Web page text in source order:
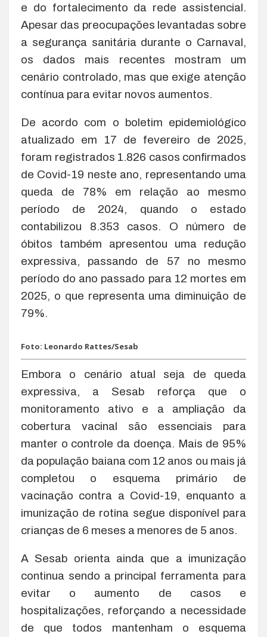
e do fortalecimento da rede assistencial.
Apesar das preocupações levantadas sobre
a segurança sanitária durante o Carnaval,
os dados mais recentes mostram um
cenário controlado, mas que exige atenção
contínua para evitar novos aumentos.
De acordo com o boletim epidemiológico
atualizado em 17 de fevereiro de 2025,
foram registrados 1.826 casos confirmados
de Covid-19 neste ano, representando uma
queda de 78% em relação ao mesmo
período de 2024, quando o estado
contabilizou 8.353 casos. O número de
óbitos também apresentou uma redução
expressiva, passando de 57 no mesmo
período do ano passado para 12 mortes em
2025, o que representa uma diminuição de
79%.
Foto: Leonardo Rattes/Sesab
Embora o cenário atual seja de queda
expressiva, a Sesab reforça que o
monitoramento ativo e a ampliação da
cobertura vacinal são essenciais para
manter o controle da doença. Mais de 95%
da população baiana com 12 anos ou mais já
completou o esquema primário de
vacinação contra a Covid-19, enquanto a
imunização de rotina segue disponível para
crianças de 6 meses a menores de 5 anos.
A Sesab orienta ainda que a imunização
continua sendo a principal ferramenta para
evitar o aumento de casos e
hospitalizações, reforçando a necessidade
de que todos mantenham o esquema